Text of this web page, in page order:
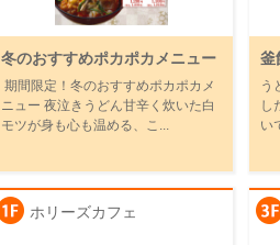
冬のおすすめポカポカメニュー
期間限定！冬のおすすめポカポカメ
ニュー 夜泣きうどん甘辛く炊いた白
モツが身も心も温める、こ...
釜
う
し
い
ホリーズカフェ